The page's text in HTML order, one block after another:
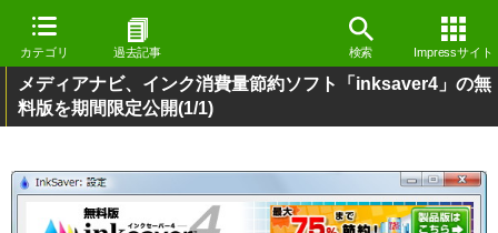
カテゴリ 過去記事 検索 Impressサイト
メディアナビ、インク消費量節約ソフト「inksaver4」の無
料版を期間限定公開(1/1)